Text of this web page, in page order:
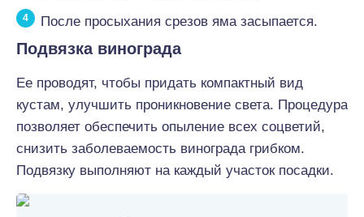
После просыхания срезов яма засыпается.
Подвязка винограда
Ее проводят, чтобы придать компактный вид
кустам, улучшить проникновение света. Процедура
позволяет обеспечить опыление всех соцветий,
снизить заболеваемость винограда грибком.
Подвязку выполняют на каждый участок посадки.